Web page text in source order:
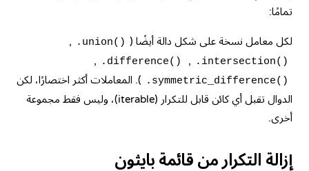
تمامًا:
لكل معامل نسخة على شكل دالة أيضًا ( .union()
,
.intersection()
,
.difference()
,
.symmetric_difference() ). المعاملات أكثر اختصارًا، لكن
الدوال تقبل أي كائن قابل للتكرار (iterable)، وليس فقط مجموعة
أخرى.
إزالة التكرار من قائمة بايثون